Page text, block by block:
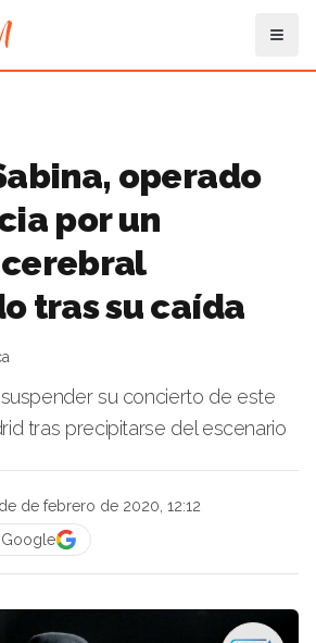
operado
por un
tras su caída
su concierto de este
tras precipitarse del escenario
de febrero de 2020, 12:12
Google